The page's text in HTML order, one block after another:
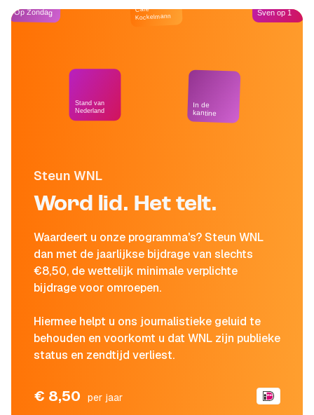
Steun WNL
Word lid. Het telt.
Waardeert u onze programma's? Steun WNL
dan met de jaarlijkse bijdrage van slechts
€8,50, de wettelijk minimale verplichte
bijdrage voor omroepen.
Hiermee helpt u ons journalistieke geluid te
behouden en voorkomt u dat WNL zijn publieke
status en zendtijd verliest.
€ 8,50 per jaar
Op Zondag
Stand van
Nederland
Café
Kockelmann
In de
kantine
Sven op 1